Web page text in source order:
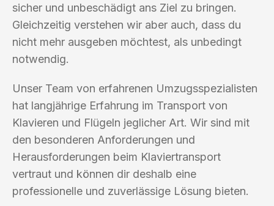
sicher und unbeschädigt ans Ziel zu bringen.
Gleichzeitig verstehen wir aber auch, dass du
nicht mehr ausgeben möchtest, als unbedingt
notwendig.
Unser Team von erfahrenen Umzugsspezialisten
hat langjährige Erfahrung im Transport von
Klavieren und Flügeln jeglicher Art. Wir sind mit
den besonderen Anforderungen und
Herausforderungen beim Klaviertransport
vertraut und können dir deshalb eine
professionelle und zuverlässige Lösung bieten.